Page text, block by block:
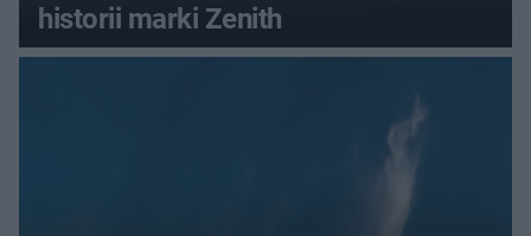
historii marki Zenith